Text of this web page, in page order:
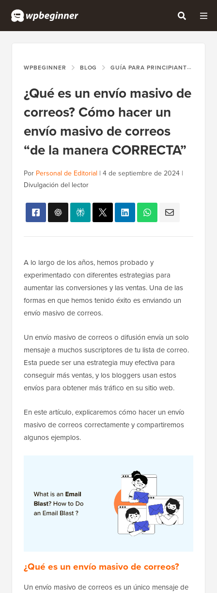
WPBEGINNER BLOG GUÍA PARA PRINCIPIANTES
¿Qué es un envío masivo de
correos? Cómo hacer un
envío masivo de correos
“de la manera CORRECTA”
Por Personal de Editorial | 4 de septiembre de 2024 |
Divulgación del lector
A lo largo de los años, hemos probado y
experimentado con diferentes estrategias para
aumentar las conversiones y las ventas. Una de las
formas en que hemos tenido éxito es enviando un
envío masivo de correos.
Un envío masivo de correos o difusión envía un solo
mensaje a muchos suscriptores de tu lista de correo.
Esta puede ser una estrategia muy efectiva para
conseguir más ventas, y los bloggers usan estos
envíos para obtener más tráfico en su sitio web.
En este artículo, explicaremos cómo hacer un envío
masivo de correos correctamente y compartiremos
algunos ejemplos.
¿Qué es un envío masivo de correos?
Un envío masivo de correos es un único mensaje de